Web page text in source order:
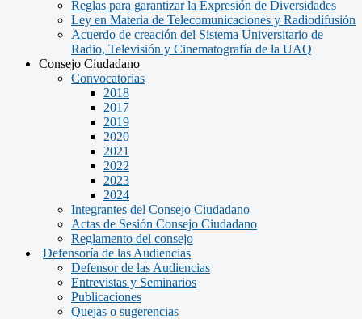
Reglas para garantizar la Expresión de Diversidades
Ley en Materia de Telecomunicaciones y Radiodifusión
Acuerdo de creación del Sistema Universitario de
Radio, Televisión y Cinematografía de la UAQ
Consejo Ciudadano
Convocatorias
2018
2017
2019
2020
2021
2022
2023
2024
Integrantes del Consejo Ciudadano
Actas de Sesión Consejo Ciudadano
Reglamento del consejo
Defensoría de las Audiencias
Defensor de las Audiencias
Entrevistas y Seminarios
Publicaciones
Quejas o sugerencias